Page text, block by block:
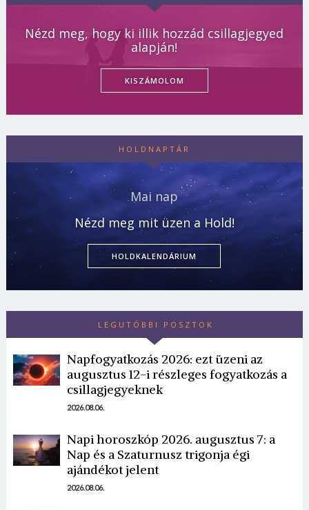
Nézd meg, hogy ki illik hozzád csillagjegyed
alapján!
KISZÁMOLOM
HOLDNAPTÁR
Mai nap
Nézd meg mit üzen a Hold!
HOLDKALENDÁRIUM
LEGUTÓBBI POSZTOK
Napfogyatkozás 2026: ezt üzeni az
augusztus 12-i részleges fogyatkozás a
csillagjegyeknek
2026.08.06.
Napi horoszkóp 2026. augusztus 7: a
Nap és a Szaturnusz trigonja égi
ajándékot jelent
2026.08.06.